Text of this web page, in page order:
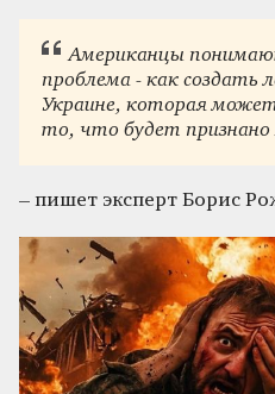
Американцы
проблема - как создать
Украине, которая
то, что будет признано
– пишет эксперт Борис